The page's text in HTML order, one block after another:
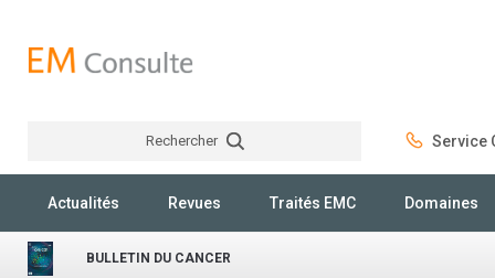
Rechercher Service
Actualités Revues Traités EMC Domaines
BULLETIN DU CANCER